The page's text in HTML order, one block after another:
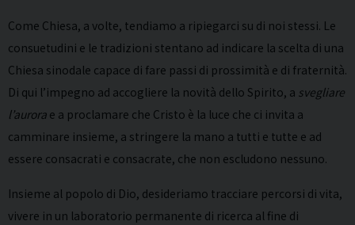
Come Chiesa, a volte, tendiamo a ripiegarci su di noi stessi. Le
consuetudini e le tradizioni stentano ad indicare la scelta di una
Chiesa sinodale capace di fare passi di prossimità e di fraternità.
Di qui l’impegno ad accogliere la novità dello Spirito, a svegliare
l’aurora e a proclamare che Cristo è la luce che ci invita a
camminare insieme, a stringere la mano a tutti e tutte e ad
essere consacrati e consacrate, che non escludono nessuno.
Insieme al popolo di Dio, desideriamo tracciare percorsi di vita,
vivere in un laboratorio permanente di ricerca al fine di